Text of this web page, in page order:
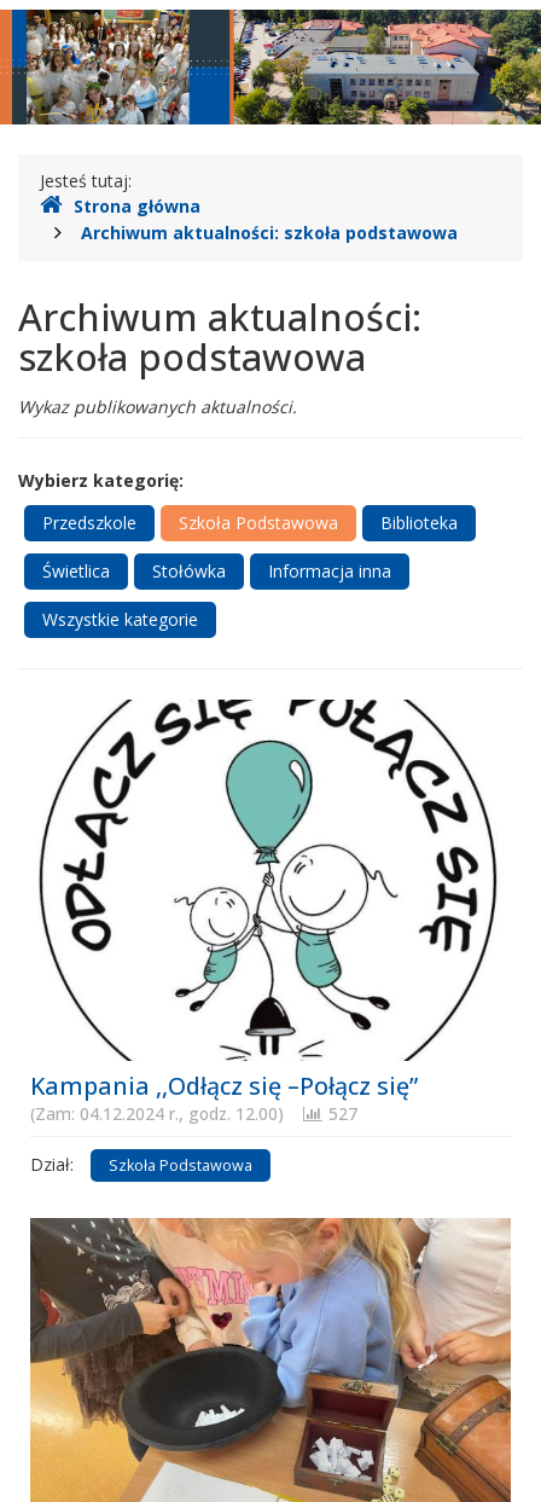
Gdzie
jesteśmy
Jesteś tutaj:
Strona główna
Archiwum aktualności: szkoła podstawowa
Archiwum aktualności:
szkoła podstawowa
Wykaz publikowanych aktualności.
Wybierz kategorię:
Przedszkole
Szkoła Podstawowa Biblioteka
Świetlica Stołówka Informacja inna
Wszystkie kategorie
Kampania ,,Odłącz się –Połącz się”
(Zam: 04.12.2024 r., godz. 12.00) 527
Dział: Szkoła Podstawowa